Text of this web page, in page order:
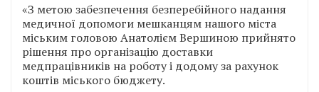
«З метою забезпечення безперебійного надання
медичної допомоги мешканцям нашого міста
міським головою Анатолієм Вершиною прийнято
рішення про організацію доставки
медпрацівників на роботу і додому за рахунок
коштів міського бюджету.